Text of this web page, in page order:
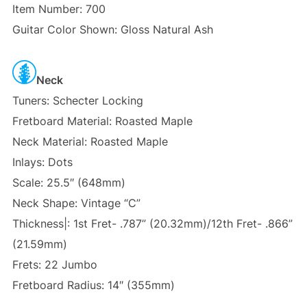
Item Number: 700
Guitar Color Shown: Gloss Natural Ash
Neck
Tuners: Schecter Locking
Fretboard Material: Roasted Maple
Neck Material: Roasted Maple
Inlays: Dots
Scale: 25.5″ (648mm)
Neck Shape: Vintage “C”
Thickness|: 1st Fret- .787” (20.32mm)/12th Fret- .866”
(21.59mm)
Frets: 22 Jumbo
Fretboard Radius: 14″ (355mm)